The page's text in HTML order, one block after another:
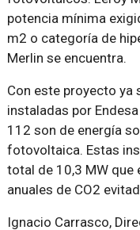
potencia mínima
m2 o categoría de
Merlin se encuentra.
Con este proyecto ya
instaladas por
112 son de energía
fotovoltaica. Estas
total de 10,3 MW que
anuales de CO2
Ignacio Carrasco,